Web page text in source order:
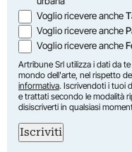
Voglio ricevere anche
Voglio ricevere anche
Voglio ricevere anche
Artribune Srl utilizza i dati da
mondo dell'arte, nel rispetto
informativa. Iscrivendoti i tuoi
e trattati secondo le modalità
disiscriverti in qualsiasi
Iscriviti